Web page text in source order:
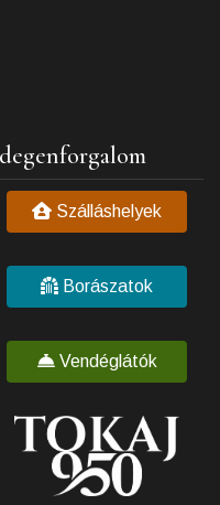
Szálláshelyek
Borászatok
Vendéglátók